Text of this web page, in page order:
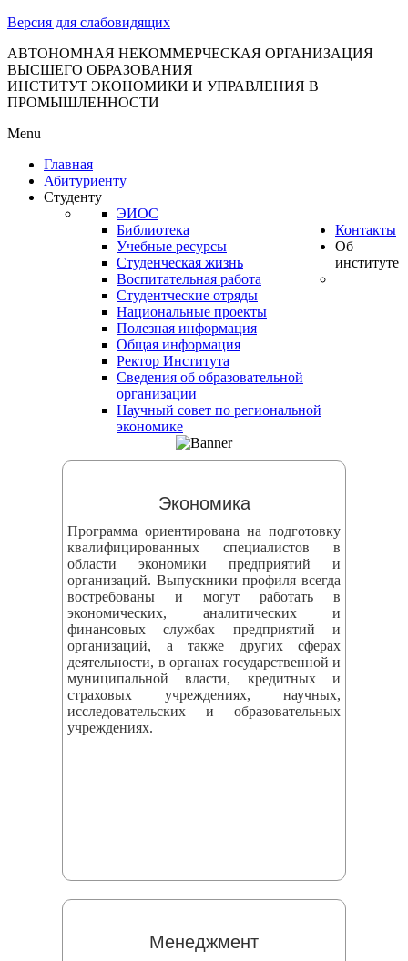
Версия для слабовидящих
АВТОНОМНАЯ НЕКОММЕРЧЕСКАЯ ОРГАНИЗАЦИЯ
ВЫСШЕГО ОБРАЗОВАНИЯ
ИНСТИТУТ ЭКОНОМИКИ И УПРАВЛЕНИЯ В
ПРОМЫШЛЕННОСТИ
Menu
Главная
Абитуриенту
Студенту
ЭИОС
Библиотека
Учебные ресурсы
Студенческая жизнь
Воспитательная работа
Студентческие отряды
Национальные проекты
Полезная информация
Контакты
Об
институте
Общая информация
Ректор Института
Сведения об образовательной
организации
Научный совет по региональной
экономике
Экономика
Программа ориентирована на подготовку
квалифицированных специалистов в
области экономики предприятий и
организаций. Выпускники профиля всегда
востребованы и могут работать в
экономических, аналитических и
финансовых службах предприятий и
организаций, а также других сферах
деятельности, в органах государственной и
муниципальной власти, кредитных и
страховых учреждениях, научных,
исследовательских и образовательных
учреждениях.
Менеджмент